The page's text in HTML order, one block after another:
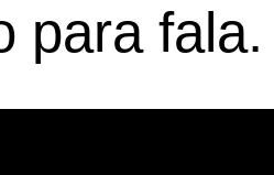
para fala.